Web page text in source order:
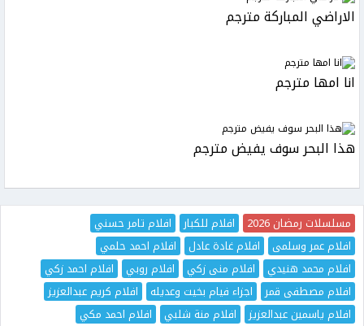
الاراضي المباركة مترجم
انا امها مترجم
هذا البحر سوف يفيض مترجم
مسلسلات رمضان 2026 افلام للكبار
افلام تامر حسني
افلام عمر وسلمى
افلام غادة عادل
افلام احمد حلمي
افلام محمد هنيدي
افلام منى زكي افلام روبي
افلام احمد زكي
افلام مصطفى قمر
اجزاء فيام بخيت وعديله
افلام كريم عبدالعزيز
افلام ياسمين عبدالعزيز
افلام منة شلبي
افلام احمد مكي